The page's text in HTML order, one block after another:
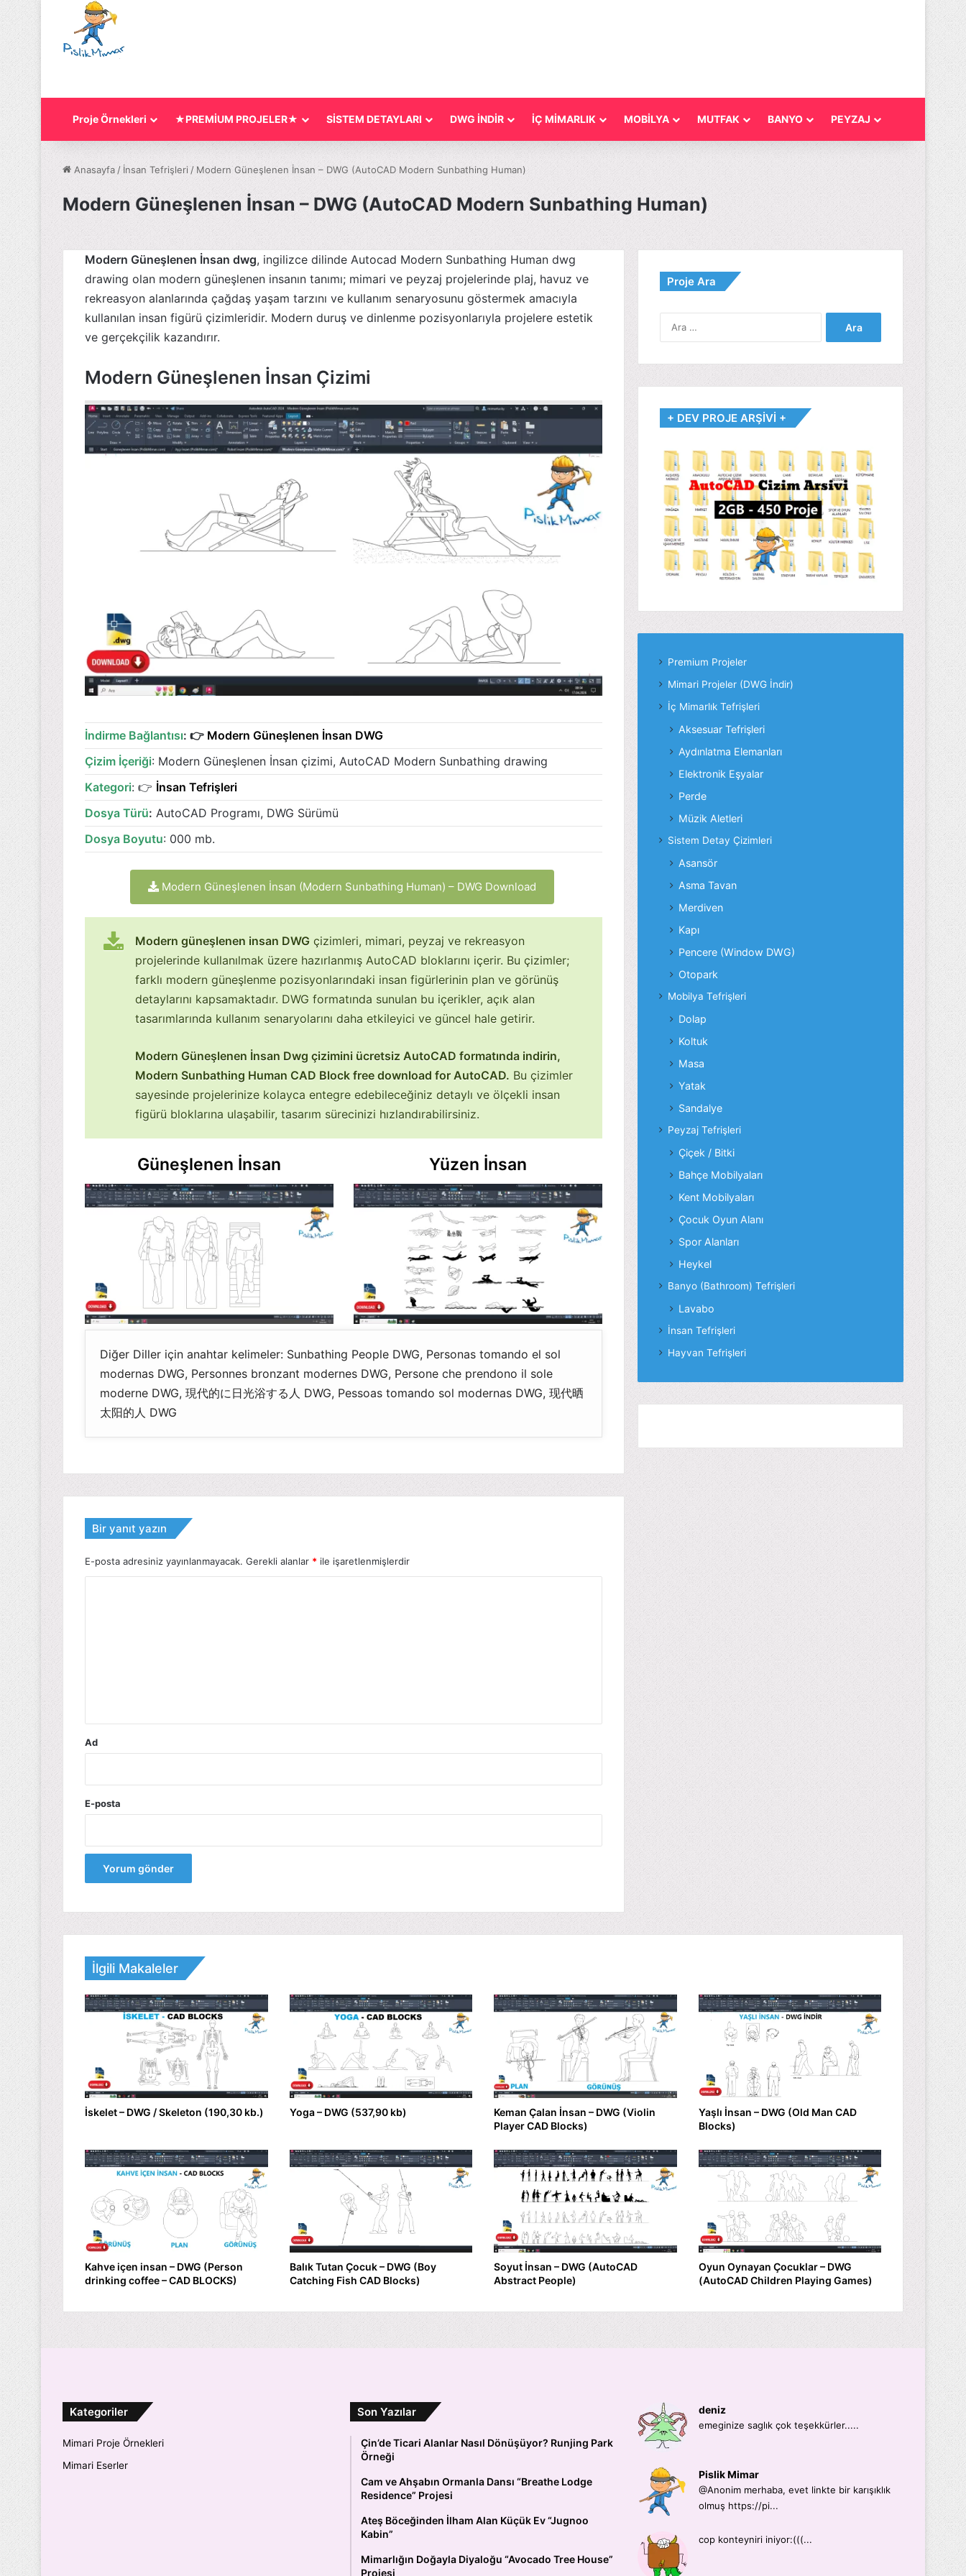
Proje Örnekleri ★PREMİUM PROJELER★ SİSTEM DETAYLARI DWG İNDİR İÇ MİMARLIK MOBİLYA MUTFAK BANYO PEYZAJ
Anasayfa /İnsan Tefrişleri/ Modern Güneşlenen İnsan – DWG (AutoCAD Modern Sunbathing Human)
Modern Güneşlenen İnsan – DWG (AutoCAD Modern Sunbathing Human)
Modern Güneşlenen İnsan dwg, ingilizce dilinde Autocad Modern Sunbathing Human dwg
drawing olan modern güneşlenen insanın tanımı; mimari ve peyzaj projelerinde plaj, havuz ve
rekreasyon alanlarında çağdaş yaşam tarzını ve kullanım senaryosunu göstermek amacıyla
kullanılan insan figürü çizimleridir. Modern duruş ve dinlenme pozisyonlarıyla projelere estetik
ve gerçekçilik kazandırır.
Modern Güneşlenen İnsan Çizimi
İndirme Bağlantısı: 👉 Modern Güneşlenen İnsan DWG
Çizim İçeriği: Modern Güneşlenen İnsan çizimi, AutoCAD Modern Sunbathing drawing
Kategori: 👉 İnsan Tefrişleri
Dosya Türü: AutoCAD Programı, DWG Sürümü
Dosya Boyutu: 000 mb.
Modern Güneşlenen İnsan (Modern Sunbathing Human) – DWG Download
Modern güneşlenen insan DWG çizimleri, mimari, peyzaj ve rekreasyon
projelerinde kullanılmak üzere hazırlanmış AutoCAD bloklarını içerir. Bu çizimler;
farklı modern güneşlenme pozisyonlarındaki insan figürlerinin plan ve görünüş
detaylarını kapsamaktadır. DWG formatında sunulan bu içerikler, açık alan
tasarımlarında kullanım senaryolarını daha etkileyici ve güncel hale getirir.
Modern Güneşlenen İnsan Dwg çizimini ücretsiz AutoCAD formatında indirin,
Modern Sunbathing Human CAD Block free download for AutoCAD. Bu çizimler
sayesinde projelerinize kolayca entegre edebileceğiniz detaylı ve ölçekli insan
figürü bloklarına ulaşabilir, tasarım sürecinizi hızlandırabilirsiniz.
Güneşlenen İnsan Yüzen İnsan
Diğer Diller için anahtar kelimeler: Sunbathing People DWG, Personas tomando el sol
modernas DWG, Personnes bronzant modernes DWG, Persone che prendono il sole
moderne DWG, 現代的に日光浴する人 DWG, Pessoas tomando sol modernas DWG, 现代晒
太阳的人 DWG
Bir yanıt yazın
E-posta adresiniz yayınlanmayacak. Gerekli alanlar * ile işaretlenmişlerdir
Ad
E-posta
Proje Ara
+ DEV PROJE ARŞİVİ +
Premium Projeler
Mimari Projeler (DWG İndir)
İç Mimarlık Tefrişleri
Aksesuar Tefrişleri
Aydınlatma Elemanları
Elektronik Eşyalar
Perde
Müzik Aletleri
Sistem Detay Çizimleri
Asansör
Asma Tavan
Merdiven
Kapı
Pencere (Window DWG)
Otopark
Mobilya Tefrişleri
Dolap
Koltuk
Masa
Yatak
Sandalye
Peyzaj Tefrişleri
Çiçek / Bitki
Bahçe Mobilyaları
Kent Mobilyaları
Çocuk Oyun Alanı
Spor Alanları
Heykel
Banyo (Bathroom) Tefrişleri
Lavabo
İnsan Tefrişleri
Hayvan Tefrişleri
İlgili Makaleler
İskelet – DWG / Skeleton (190,30 kb.) Yoga – DWG (537,90 kb)
Keman Çalan İnsan – DWG (Violin
Player CAD Blocks)
Yaşlı İnsan – DWG (Old Man CAD
Blocks)
Kahve içen insan – DWG (Person
drinking coffee – CAD BLOCKS)
Balık Tutan Çocuk – DWG (Boy
Catching Fish CAD Blocks)
Soyut İnsan – DWG (AutoCAD
Abstract People)
Oyun Oynayan Çocuklar – DWG
(AutoCAD Children Playing Games)
Kategoriler
Mimari Proje Örnekleri
Mimari Eserler
Son Yazılar
Çin’de Ticari Alanlar Nasıl Dönüşüyor? Runjing Park
Örneği
Cam ve Ahşabın Ormanla Dansı “Breathe Lodge
Residence” Projesi
Ateş Böceğinden İlham Alan Küçük Ev “Jugnoo
Kabin”
Mimarlığın Doğayla Diyaloğu “Avocado Tree House”
Projesi
deniz
emeginize saglık çok teşekkürler.....
Pislik Mimar
@Anonim merhaba, evet linkte bir karışıklık
olmuş https://pi...
cop konteyniri iniyor:(((...